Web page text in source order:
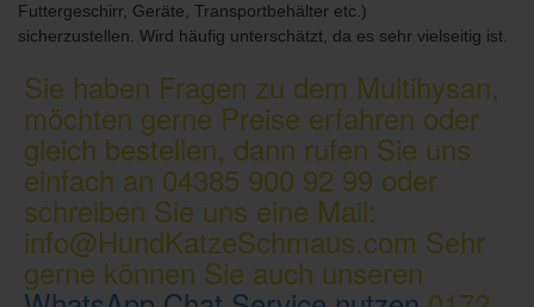
Futtergeschirr, Geräte, Transportbehälter etc.)
sicherzustellen. Wird häufig unterschätzt, da es sehr vielseitig ist.
Sie haben Fragen zu dem Multihysan,
möchten gerne Preise erfahren oder
gleich bestellen, dann rufen Sie uns
einfach an 04385 900 92 99 oder
schreiben Sie uns eine Mail:
info@HundKatzeSchmaus.com Sehr
gerne können Sie auch unseren